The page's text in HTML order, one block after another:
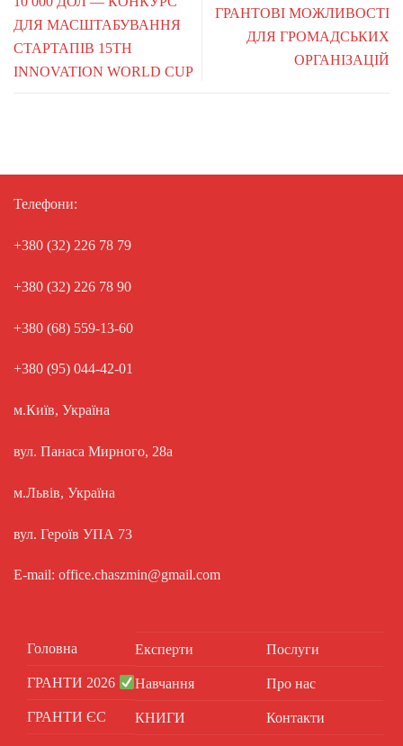
ДЛЯ МАСШТАБУВАННЯ
СТАРТАПІВ 15TH
INNOVATION WORLD CUP
ГРАНТОВІ МОЖЛИВОСТІ
ДЛЯ ГРОМАДСЬКИХ
ОРГАНІЗАЦІЙ
Телефони:
+380 (32) 226 78 79
+380 (32) 226 78 90
+380 (68) 559-13-60
+380 (95) 044-42-01
м.Київ, Україна
вул. Панаса Мирного, 28а
м.Львів, Україна
вул. Героїв УПА 73
E-mail: office.chaszmin@gmail.com
Головна
ГРАНТИ 2026
ГРАНТИ ЄС
Експерти
Навчання
КНИГИ
Послуги
Про нас
Контакти